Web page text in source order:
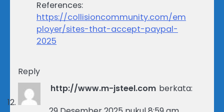
References:
https://collisioncommunity.com/em
ployer/sites-that-accept-paypal-
2025
Reply
http://www.m-jsteel.com berkata: